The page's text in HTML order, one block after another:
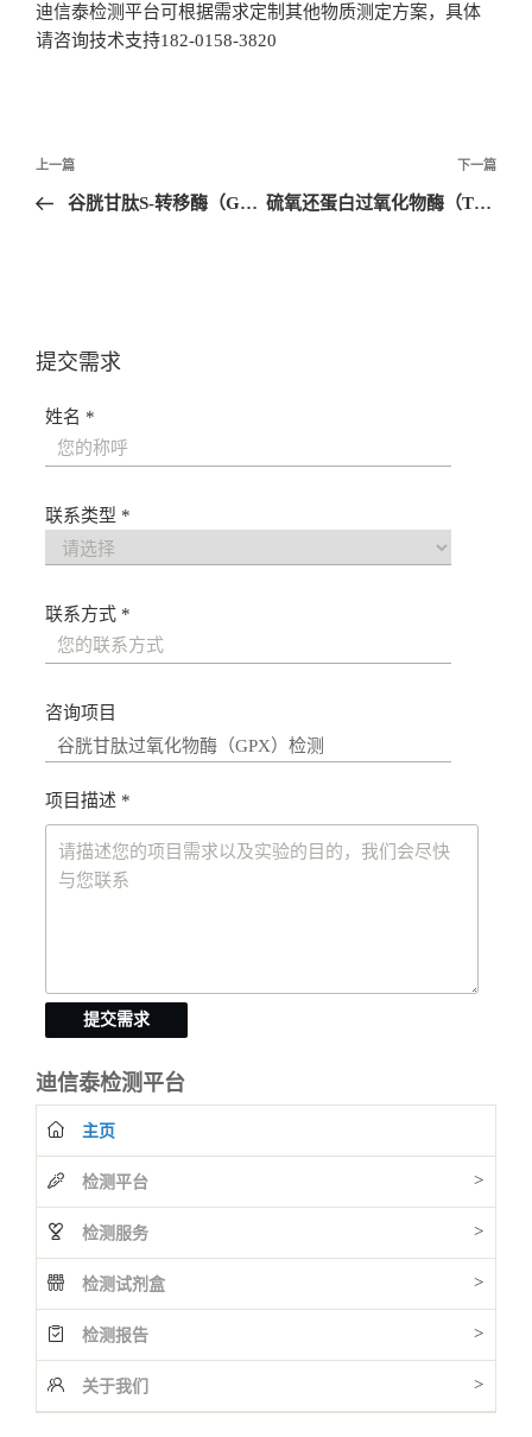
迪信泰检测平台
主页
检测平台 >
检测服务 >
检测试剂盒 >
检测报告 >
关于我们 >
迪信泰检测平台可根据需求定制其他物质测定方案，具体
请咨询技术支持182-0158-3820
文
章
上一篇
谷胱甘肽S-转移酶（GST）检测
下一篇
硫氧还蛋白过氧化物酶（TPX）检测
提交需求
姓名 *
联系类型 *
联系方式 *
咨询项目
项目描述 *
提交需求